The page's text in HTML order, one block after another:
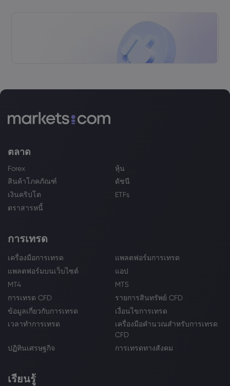
ตลาด
Forex
หุ้น
สินค้าโภคภัณฑ์
ดัชนี
เงินคริปโต
ETFs
ตราสารหนี้
การเทรด
เครื่องมือการเทรด
แพลตฟอร์มการเทรด
แพลตฟอร์มบนเว็บไซต์
แอป
MT4
MT5
การเทรด CFD
รายการสินทรัพย์ CFD
ข้อมูลเกี่ยวกับการเทรด
เงื่อนไขการเทรด
เวลาทำการเทรด
เครื่องมือคำนวณสำหรับการเทรด
CFD
ปฏิทินเศรษฐกิจ
การเทรดทางสังคม
เรียนรู้